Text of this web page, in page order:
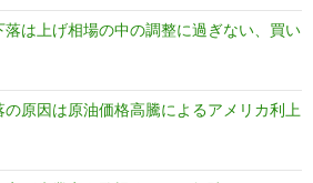
は上げ相場の中の調整に過ぎない、買い
原因は原油価格高騰によるアメリカ利上